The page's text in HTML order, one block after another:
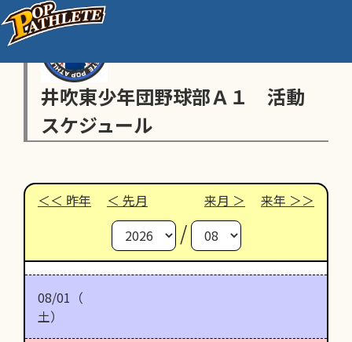
井吹東少年団野球部Ａ１ 活動
スケジュール
昨年 先月 来月 来年
/
08/01（
土）